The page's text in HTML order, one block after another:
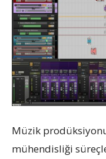
Müzik
mühendisliği